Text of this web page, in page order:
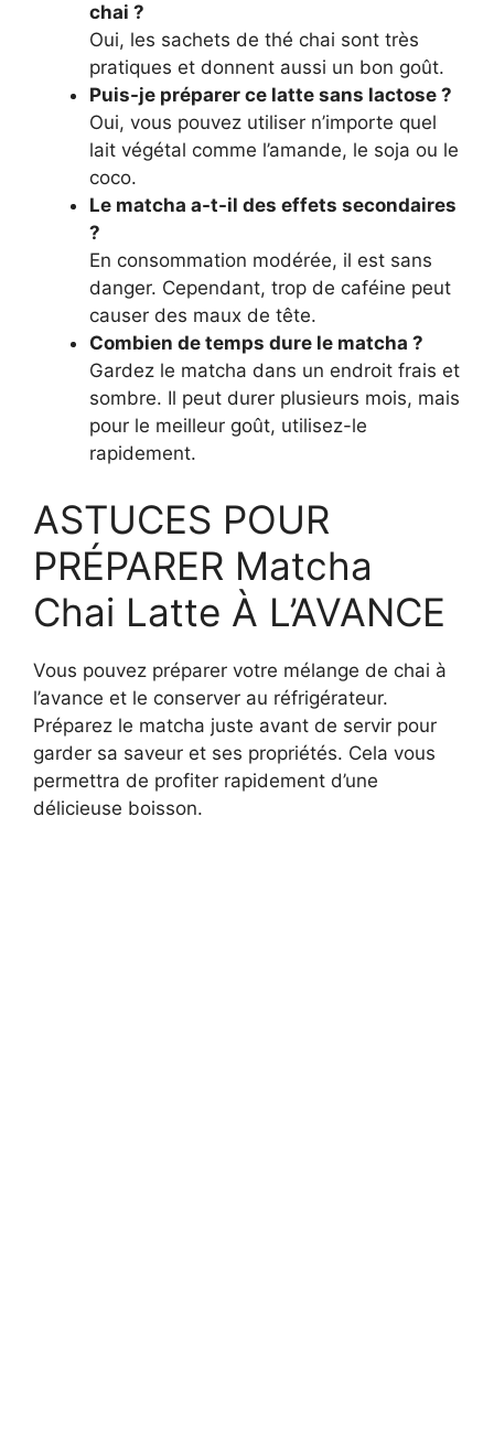
chai ?
Oui, les sachets de thé chai sont très
pratiques et donnent aussi un bon goût.
Puis-je préparer ce latte sans lactose ?
Oui, vous pouvez utiliser n’importe quel
lait végétal comme l’amande, le soja ou le
coco.
Le matcha a-t-il des effets secondaires
?
En consommation modérée, il est sans
danger. Cependant, trop de caféine peut
causer des maux de tête.
Combien de temps dure le matcha ?
Gardez le matcha dans un endroit frais et
sombre. Il peut durer plusieurs mois, mais
pour le meilleur goût, utilisez-le
rapidement.
ASTUCES POUR
PRÉPARER Matcha
Chai Latte À L’AVANCE
Vous pouvez préparer votre mélange de chai à
l’avance et le conserver au réfrigérateur.
Préparez le matcha juste avant de servir pour
garder sa saveur et ses propriétés. Cela vous
permettra de profiter rapidement d’une
délicieuse boisson.